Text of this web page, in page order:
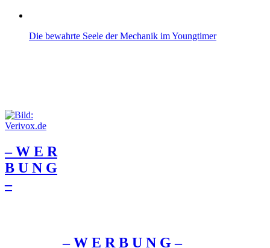
Die bewahrte Seele der Mechanik im Youngtimer
– W Ε R
Β U Ν G
–
– W Ε R Β U Ν G –